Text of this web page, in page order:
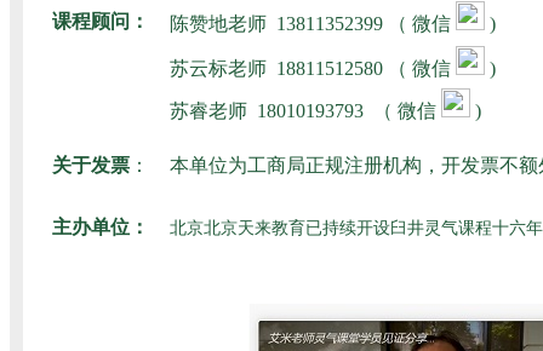
课程顾问： 陈赞地老师 13811352399 （ 微信 )
苏云标老师 18811512580 （ 微信 )
苏睿老师 18010193793 （ 微信 )
关于发票 ： 本单位为工商局正规注册机构，开发票不
主办单位： 北京北京天来教育已持续开设臼井灵气课程十六